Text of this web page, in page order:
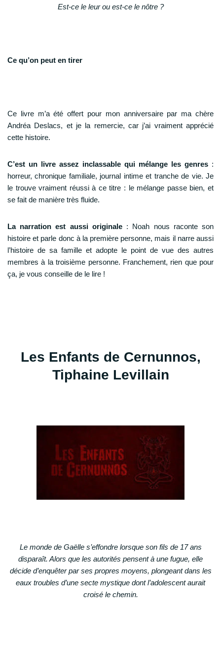
Est-ce le leur ou est-ce le nôtre ?
Ce qu’on peut en tirer
Ce livre m’a été offert pour mon anniversaire par ma chère
Andréa Deslacs, et je la remercie, car j’ai vraiment apprécié
cette histoire.
C’est un livre assez inclassable qui mélange les genres :
horreur, chronique familiale, journal intime et tranche de vie. Je
le trouve vraiment réussi à ce titre : le mélange passe bien, et
se fait de manière très fluide.
La narration est aussi originale: Noah nous raconte son
histoire et parle donc à la première personne, mais il narre aussi
l’histoire de sa famille et adopte le point de vue des autres
membres à la troisième personne. Franchement, rien que pour
ça, je vous conseille de le lire !
Les Enfants de Cernunnos,
Tiphaine Levillain
Le monde de Gaëlle s’effondre lorsque son fils de 17 ans
disparaît. Alors que les autorités pensent à une fugue, elle
décide d’enquêter par ses propres moyens, plongeant dans les
eaux troubles d’une secte mystique dont l’adolescent aurait
croisé le chemin.